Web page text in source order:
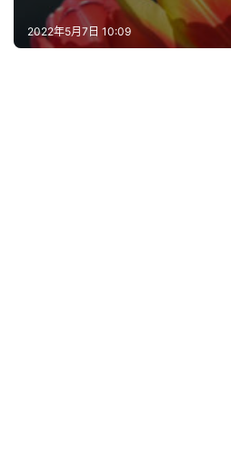
2022年5月7日 10:09